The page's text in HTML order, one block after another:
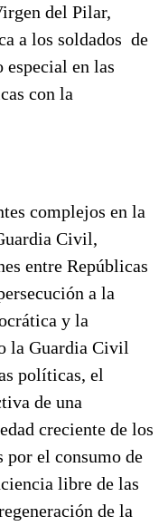
del Pilar,
a los soldados de
especial en las
con la
complejos en la
Civil,
entre Repúblicas
a la
y la
la Guardia Civil
políticas, el
de una
creciente de los
el consumo de
libre de las
de la